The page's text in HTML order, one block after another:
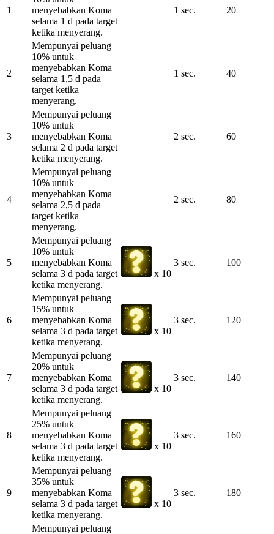
1
menyebabkan Koma
selama 1 d pada target
ketika menyerang.
1 sec. 20
2
Mempunyai peluang
10% untuk
menyebabkan Koma
selama 1,5 d pada
target ketika
menyerang.
1 sec. 40
3
Mempunyai peluang
10% untuk
menyebabkan Koma
selama 2 d pada target
ketika menyerang.
2 sec. 60
4
Mempunyai peluang
10% untuk
menyebabkan Koma
selama 2,5 d pada
target ketika
menyerang.
2 sec. 80
5
Mempunyai peluang
10% untuk
menyebabkan Koma
selama 3 d pada target
ketika menyerang.
x 10
3 sec. 100
6
Mempunyai peluang
15% untuk
menyebabkan Koma
selama 3 d pada target
ketika menyerang.
x 10
3 sec. 120
7
Mempunyai peluang
20% untuk
menyebabkan Koma
selama 3 d pada target
ketika menyerang.
x 10
3 sec. 140
8
Mempunyai peluang
25% untuk
menyebabkan Koma
selama 3 d pada target
ketika menyerang.
x 10
3 sec. 160
9
Mempunyai peluang
35% untuk
menyebabkan Koma
selama 3 d pada target
ketika menyerang.
x 10
3 sec. 180
Mempunyai peluang